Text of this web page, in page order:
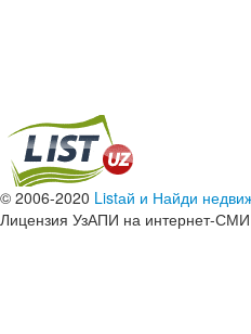
© 2006-2020 Listай и Найди
Лицензия УзАПИ на интернет-